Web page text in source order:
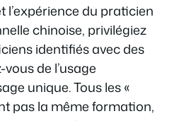
l’expérience du praticien
chinoise, privilégiez
identifiés avec des
de l’usage
unique. Tous les «
pas la même formation,